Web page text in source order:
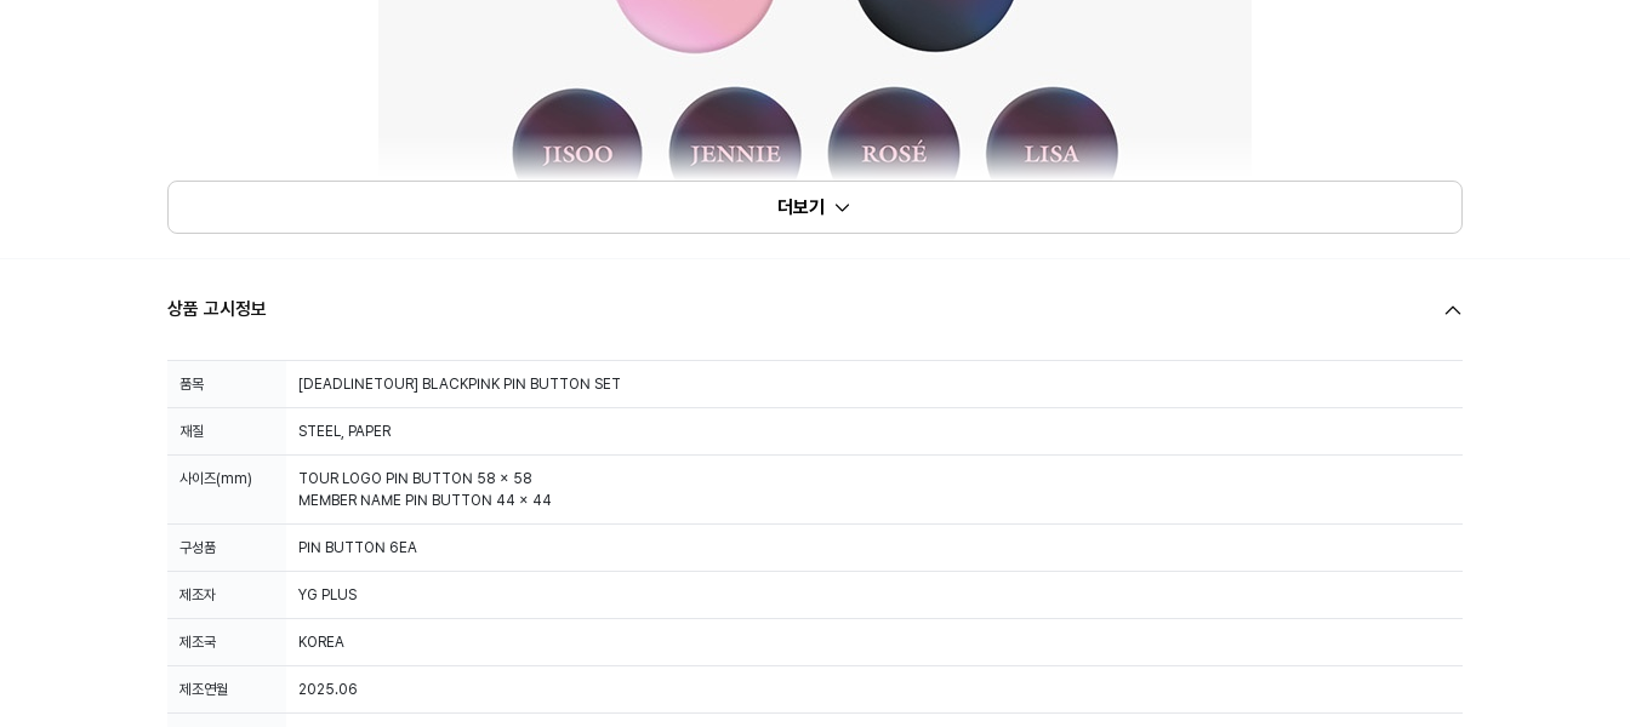
더보기
상품 고시정보
품목 [DEADLINETOUR] BLACKPINK PIN BUTTON SET
재질 STEEL, PAPER
사이즈(mm)
TOUR LOGO PIN BUTTON 58 x 58
MEMBER NAME PIN BUTTON 44 x 44
구성품 PIN BUTTON 6EA
제조자 YG PLUS
제조국 KOREA
제조연월 2025.06